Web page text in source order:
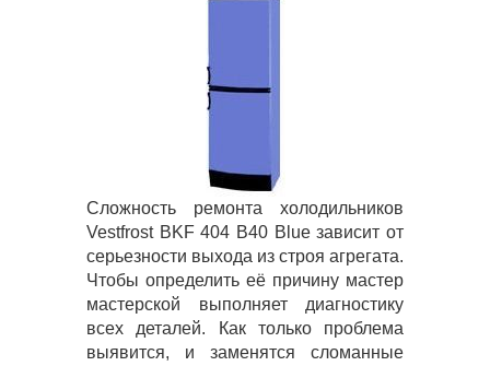
Сложность ремонта холодильников
Vestfrost BKF 404 B40 Blue зависит от
серьезности выхода из строя агрегата.
Чтобы определить её причину мастер
мастерской выполняет диагностику
всех деталей. Как только проблема
выявится, и заменятся сломанные